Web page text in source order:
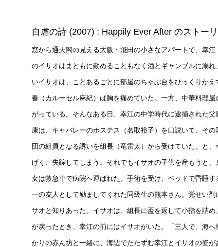
自虐の詩 (2007) : Happily Ever After のストー
窓から通天閣の見える大阪・飛田の小さなアパートで、幸
のイサオはまともに勤めることもなく酒とギャンブルに溺
いイサオは、ことあるごとに部屋のちゃぶ台をひっくりか
春（カルーセル麻紀）は胸を痛めていた。一方、中華料理
がっている。そんなある日、幸江の中学時代に逮捕された
康は、キャバレーのホステス（名取裕子）を口説いて、そ
団の組員となる誘いを組長（竜雷太）から受けていた。と
げく、失踪してしまう。それでもイサオの子供を産もうと
女は救急車で病院へ運ばれた。手術を受け、ベッドで昏睡
一の友人として励ましてくれた同級生の熊本さん。覚せい
サオと知りあった。イサオは、組長に盃を返して小指を詰
が戻ったとき、幸江の前にはイサオがいた。「三人で、海
かりの赤ん坊と一緒に、海辺でたたずむ幸江とイサオの姿が